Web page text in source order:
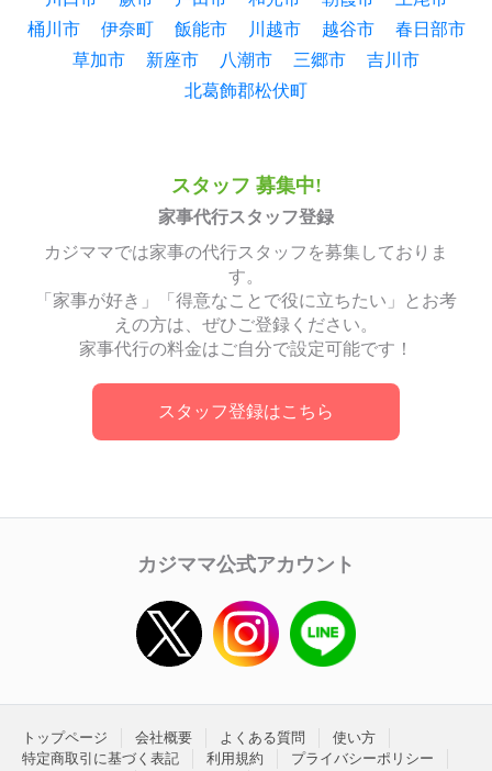
桶川市
伊奈町 飯能市 川越市 越谷市
春日部市
草加市
新座市 八潮市 三郷市
吉川市
北葛飾郡松伏町
スタッフ 募集中!
家事代行スタッフ登録
カジママでは家事の代行スタッフを募集しておりま
す。
「家事が好き」「得意なことで役に立ちたい」とお考
えの方は、ぜひご登録ください。
家事代行の料金はご自分で設定可能です！
スタッフ登録はこちら
カジママ公式アカウント
トップページ 会社概要 よくある質問
使い方
特定商取引に基づく表記
利用規約 プライバシーポリシー